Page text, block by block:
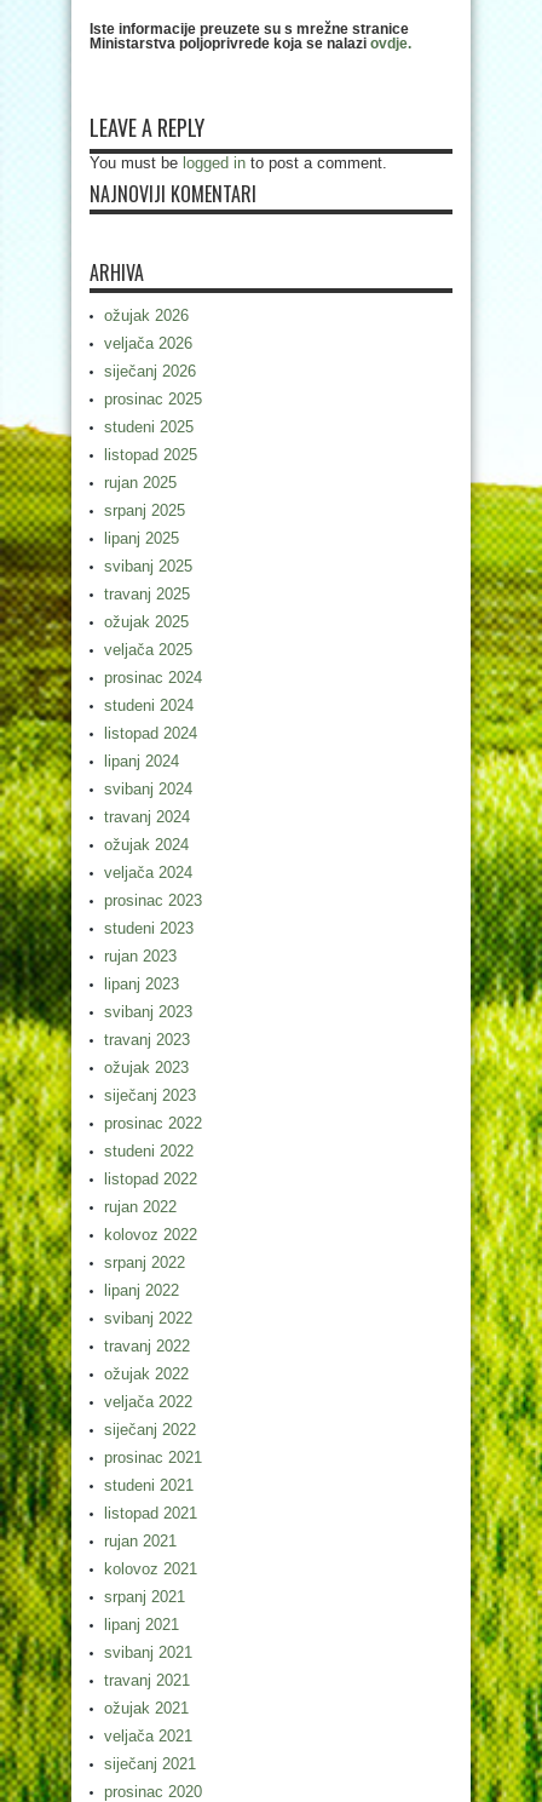
Iste informacije preuzete su s mrežne stranice
Ministarstva poljoprivrede koja se nalazi ovdje.
LEAVE A REPLY
You must be logged in to post a comment.
NAJNOVIJI KOMENTARI
ARHIVA
ožujak 2026
veljača 2026
siječanj 2026
prosinac 2025
studeni 2025
listopad 2025
rujan 2025
srpanj 2025
lipanj 2025
svibanj 2025
travanj 2025
ožujak 2025
veljača 2025
prosinac 2024
studeni 2024
listopad 2024
lipanj 2024
svibanj 2024
travanj 2024
ožujak 2024
veljača 2024
prosinac 2023
studeni 2023
rujan 2023
lipanj 2023
svibanj 2023
travanj 2023
ožujak 2023
siječanj 2023
prosinac 2022
studeni 2022
listopad 2022
rujan 2022
kolovoz 2022
srpanj 2022
lipanj 2022
svibanj 2022
travanj 2022
ožujak 2022
veljača 2022
siječanj 2022
prosinac 2021
studeni 2021
listopad 2021
rujan 2021
kolovoz 2021
srpanj 2021
lipanj 2021
svibanj 2021
travanj 2021
ožujak 2021
veljača 2021
siječanj 2021
prosinac 2020